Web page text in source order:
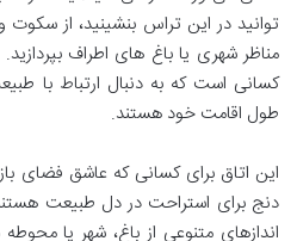
توانید در این تراس بنشینید، از
مناظر شهری یا باغ های اطراف
کسانی است که به دنبال ارتباط با
طول اقامت خود هستند.
این اتاق برای کسانی که عاشق فضای
دنج برای استراحت در دل طبیعت
اندازهای متنوعی از باغ، شهر یا